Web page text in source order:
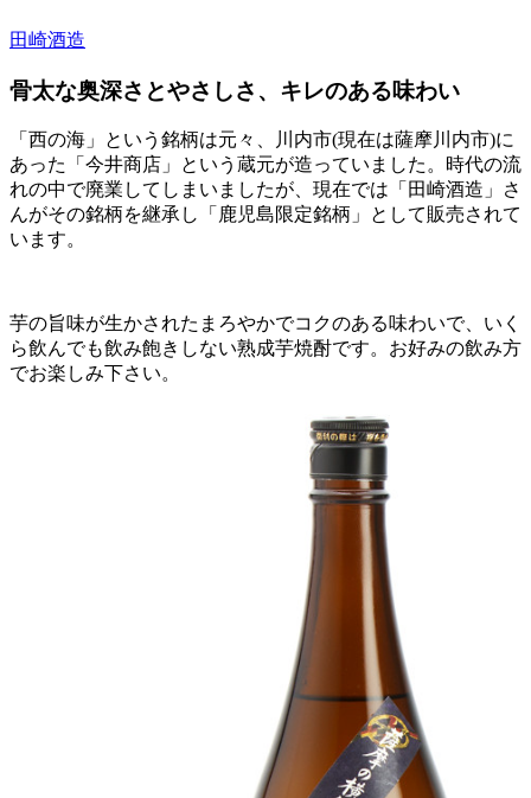
田崎酒造
骨太な奥深さとやさしさ、キレのある味わい
「西の海」という銘柄は元々、川内市(現在は薩摩川内市)に
あった「今井商店」という蔵元が造っていました。時代の流
れの中で廃業してしまいましたが、現在では「田崎酒造」さ
んがその銘柄を継承し「鹿児島限定銘柄」として販売されて
います。
芋の旨味が生かされたまろやかでコクのある味わいで、いく
ら飲んでも飲み飽きしない熟成芋焼酎です。お好みの飲み方
でお楽しみ下さい。